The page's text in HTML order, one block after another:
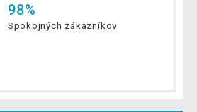
98%
Spokojných zákazníkov